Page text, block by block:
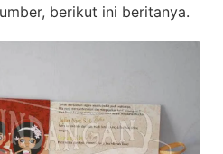
berikut ini beritanya.